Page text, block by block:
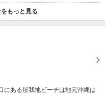
もっと見る
にある屋我地ビーチは地元沖縄は